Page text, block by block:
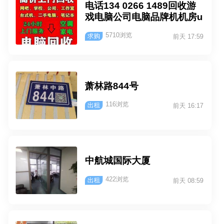
电话134 0266 1489回收游
戏电脑公司电脑品牌机机房u
单反相机 长期收购网吧、学
各种电脑配件：CPU、内
盘、主板、显卡；14、15、
记本电脑及各类笔记本配件:
好坏笔记本屏、笔记本电
池、笔记本键盘、笔记本外
求购 5710浏览 前天 17:59
萧林路844号
出租 116浏览 前天 16:17
中航城国际大厦
出租 422浏览 前天 08:59